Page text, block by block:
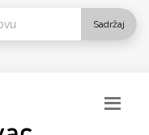
Sadržaj